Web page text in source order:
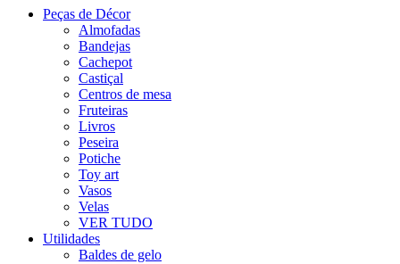
Peças de Décor
Almofadas
Bandejas
Cachepot
Castiçal
Centros de mesa
Fruteiras
Livros
Peseira
Potiche
Toy art
Vasos
Velas
VER TUDO
Utilidades
Baldes de gelo